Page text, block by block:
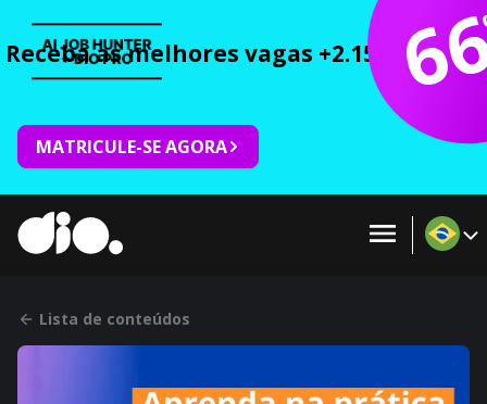
Receba as melhores vagas +2.150 cursos
MATRICULE-SE AGORA
Lista de conteúdos